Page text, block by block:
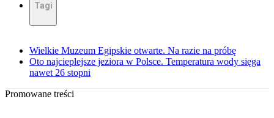
Tagi
Wielkie Muzeum Egipskie otwarte. Na razie na próbę
Oto najcieplejsze jeziora w Polsce. Temperatura wody sięga
nawet 26 stopni
Promowane treści